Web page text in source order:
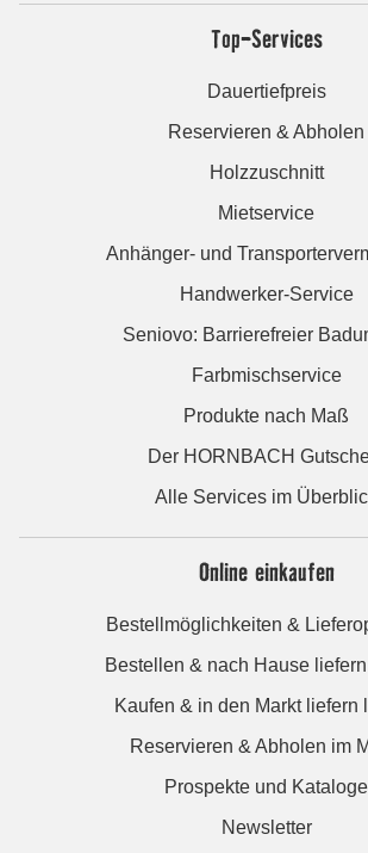
Top-Services
Dauertiefpreis
Reservieren & Abholen
Holzzuschnitt
Mietservice
Anhänger- und
Handwerker-Service
Seniovo: Barrierefreier
Farbmischservice
Produkte nach Maß
Der HORNBACH
Alle Services im
Online einkaufen
Bestellmöglichkeiten &
Bestellen & nach Hause
Kaufen & in den Markt liefern
Reservieren & Abholen im
Prospekte und Kataloge
Newsletter